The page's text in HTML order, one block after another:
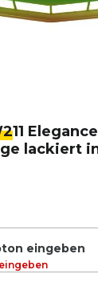
11
lackiert
eingeben